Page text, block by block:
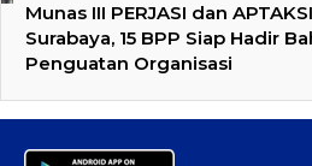
Munas III PERJASI dan
Surabaya, 15 BPP Siap Hadir
Penguatan Organisasi